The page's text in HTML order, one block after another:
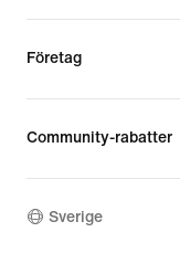
Företag
Community-rabatter
Sverige